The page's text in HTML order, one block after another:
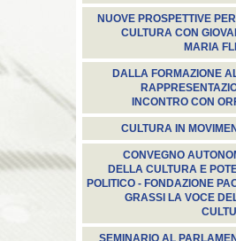
NUOVE PROSPETTIVE
CULTURA CON
MARIA
DALLA FORMAZIONE
INCONTRO CON
CULTURA IN
CONVEGNO
DELLA CULTURA E
POLITICO - FONDAZIONE
GRASSI LA VOCE
SEMINARIO AL